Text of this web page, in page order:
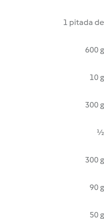
1 pitada de
600 g
10 g
300 g
½
300 g
90 g
50 g